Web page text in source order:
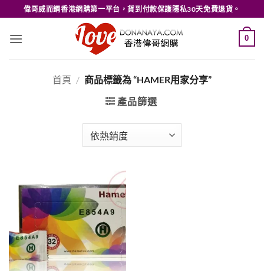
to
content
偉哥威而鋼香港網購第一平台，貨到付款保護隱私30天免費退貨。
0
首頁 / 商品標籤為 “HAMER用家分享”
產品篩選